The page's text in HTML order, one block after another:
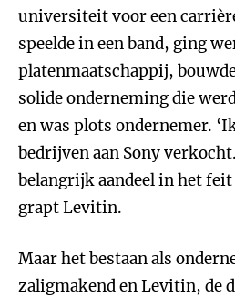
universiteit voor een
speelde in een band, ging
platenmaatschappij,
solide onderneming die
en was plots ondernemer.
bedrijven aan Sony
belangrijk aandeel in het
grapt Levitin.
Maar het bestaan als
zaligmakend en Levitin, de